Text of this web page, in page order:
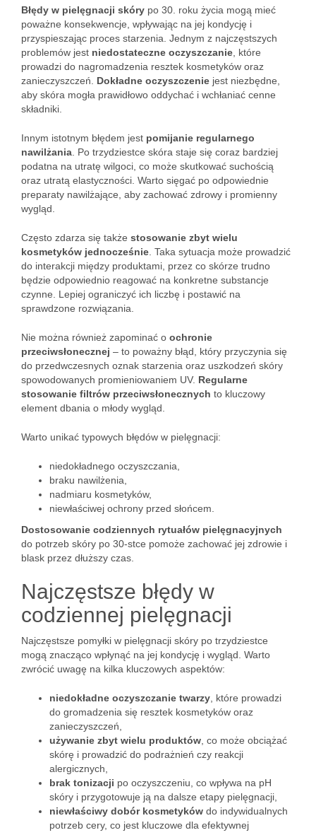
Błędy w pielęgnacji skóry po 30. roku życia mogą mieć
poważne konsekwencje, wpływając na jej kondycję i
przyspieszając proces starzenia. Jednym z najczęstszych
problemów jest niedostateczne oczyszczanie , które
prowadzi do nagromadzenia resztek kosmetyków oraz
zanieczyszczeń. Dokładne oczyszczenie jest niezbędne,
aby skóra mogła prawidłowo oddychać i wchłaniać cenne
składniki.
Innym istotnym błędem jest pomijanie regularnego
nawilżania . Po trzydziestce skóra staje się coraz bardziej
podatna na utratę wilgoci, co może skutkować suchością
oraz utratą elastyczności. Warto sięgać po odpowiednie
preparaty nawilżające, aby zachować zdrowy i promienny
wygląd.
Często zdarza się także stosowanie zbyt wielu
kosmetyków jednocześnie . Taka sytuacja może prowadzić
do interakcji między produktami, przez co skórze trudno
będzie odpowiednio reagować na konkretne substancje
czynne. Lepiej ograniczyć ich liczbę i postawić na
sprawdzone rozwiązania.
Nie można również zapominać o ochronie
przeciwsłonecznej – to poważny błąd, który przyczynia się
do przedwczesnych oznak starzenia oraz uszkodzeń skóry
spowodowanych promieniowaniem UV. Regularne
stosowanie filtrów przeciwsłonecznych to kluczowy
element dbania o młody wygląd.
Warto unikać typowych błędów w pielęgnacji:
niedokładnego oczyszczania,
braku nawilżenia,
nadmiaru kosmetyków,
niewłaściwej ochrony przed słońcem.
Dostosowanie codziennych rytuałów pielęgnacyjnych
do potrzeb skóry po 30-stce pomoże zachować jej zdrowie i
blask przez dłuższy czas.
Najczęstsze błędy w
codziennej pielęgnacji
Najczęstsze pomyłki w pielęgnacji skóry po trzydziestce
mogą znacząco wpłynąć na jej kondycję i wygląd. Warto
zwrócić uwagę na kilka kluczowych aspektów:
niedokładne oczyszczanie twarzy , które prowadzi
do gromadzenia się resztek kosmetyków oraz
zanieczyszczeń,
używanie zbyt wielu produktów , co może obciążać
skórę i prowadzić do podrażnień czy reakcji
alergicznych,
brak tonizacji po oczyszczeniu, co wpływa na pH
skóry i przygotowuje ją na dalsze etapy pielęgnacji,
niewłaściwy dobór kosmetyków do indywidualnych
potrzeb cery, co jest kluczowe dla efektywnej